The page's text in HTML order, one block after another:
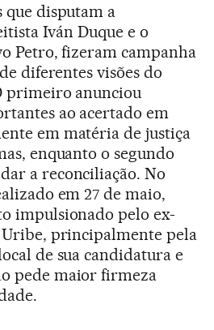
que disputam a
Iván Duque e o
Petro, fizeram campanha
diferentes visões do
primeiro anunciou
ao acertado em
em matéria de justiça
enquanto o segundo
a reconciliação. No
em 27 de maio,
impulsionado pelo ex-
principalmente pela
de sua candidatura e
pede maior firmeza